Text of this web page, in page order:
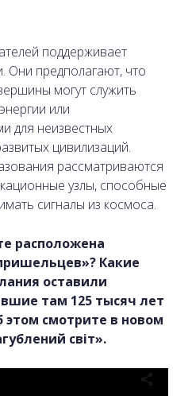
поддерживает
Они предполагают, что
могут служить
или
для неизвестных
цивилизаций.
рассматриваются
узлы, способные
сигналы из космоса.
расположена
Какие
оставили
там 125 тысяч лет
этом смотрите в новом
світ».